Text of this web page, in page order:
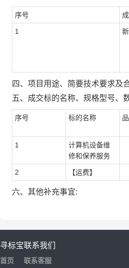
序号
1
四、项目用途、简要技术要求及
五、成交标的名称、规格型号、
序号 标的名称
1
计算机设备维
修和保养服务
2 【运费】
六、其他补充事宜:
寻标宝
首页
联系我们
联系客服